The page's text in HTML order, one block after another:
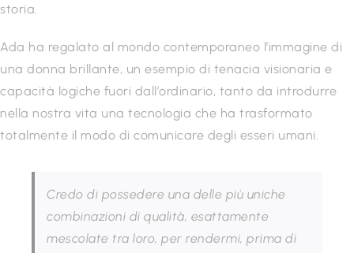
storia.
Ada ha regalato al mondo contemporaneo l’immagine di
una donna brillante, un esempio di tenacia visionaria e
capacità logiche fuori dall’ordinario, tanto da introdurre
nella nostra vita una tecnologia che ha trasformato
totalmente il modo di comunicare degli esseri umani.
Credo di possedere una delle più uniche
combinazioni di qualità, esattamente
mescolate tra loro, per rendermi, prima di